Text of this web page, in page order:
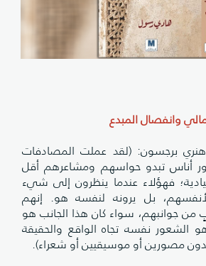
وانفصال المبدع
برجسون: (لقد عملت المصادفات
أناس تبدو حواسهم ومشاعرهم أقل
فهؤلاء عندما ينظرون إلى شيء
بل يرونه لنفسه هو. إنهم
جوانبهم، سواء كان هذا الجانب هو
الشعور نفسه تجاه الواقع والحقيقة
مصورين أو موسيقيين أو شعراء).